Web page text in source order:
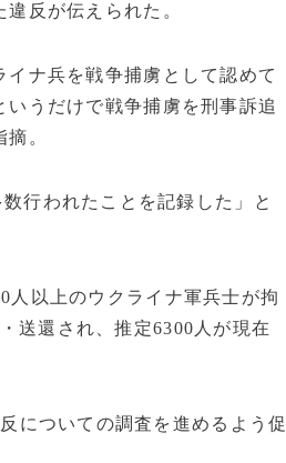
反が伝えられた。
ナ兵を戦争捕虜として認めて
うだけで戦争捕虜を刑事訴追
。
行われたことを記録した」と
人以上のウクライナ軍兵士が拘
送還され、推定6300人が現在
についての調査を進めるよう促